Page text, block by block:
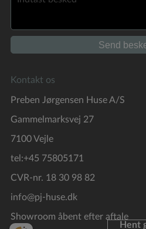
Kontakt os
Preben Jørgensen Huse A/S
Gammelmarksvej 27
7100 Vejle
tel:+45 75805171
CVR-nr. 18 30 98 82
info@pj-huse.dk
Showroom åbent efter aftale
Hent